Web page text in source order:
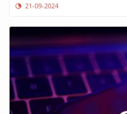
21-09-2024